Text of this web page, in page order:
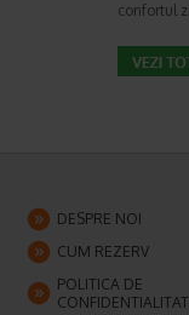
confortul
DESPRE NOI
CUM REZERV
POLITICA DE